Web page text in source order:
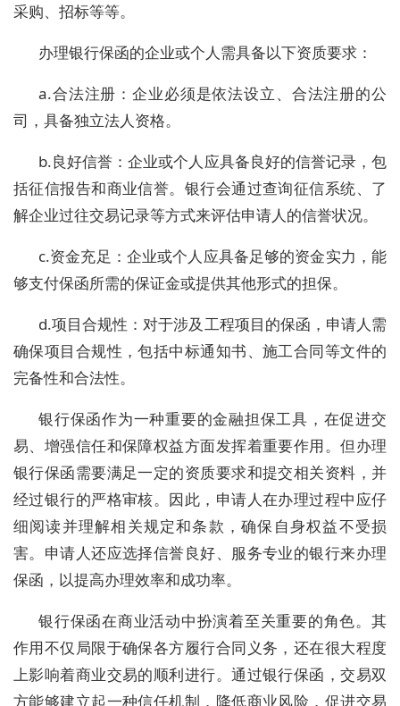
采购、招标等等。
办理银行保函的企业或个人需具备以下资质要求：
a.合法注册：企业必须是依法设立、合法注册的公
司，具备独立法人资格。
b.良好信誉：企业或个人应具备良好的信誉记录，包
括征信报告和商业信誉。银行会通过查询征信系统、了
解企业过往交易记录等方式来评估申请人的信誉状况。
c.资金充足：企业或个人应具备足够的资金实力，能
够支付保函所需的保证金或提供其他形式的担保。
d.项目合规性：对于涉及工程项目的保函，申请人需
确保项目合规性，包括中标通知书、施工合同等文件的
完备性和合法性。
银行保函作为一种重要的金融担保工具，在促进交
易、增强信任和保障权益方面发挥着重要作用。但办理
银行保函需要满足一定的资质要求和提交相关资料，并
经过银行的严格审核。因此，申请人在办理过程中应仔
细阅读并理解相关规定和条款，确保自身权益不受损
害。申请人还应选择信誉良好、服务专业的银行来办理
保函，以提高办理效率和成功率。
银行保函在商业活动中扮演着至关重要的角色。其
作用不仅局限于确保各方履行合同义务，还在很大程度
上影响着商业交易的顺利进行。通过银行保函，交易双
方能够建立起一种信任机制，降低商业风险，促进交易